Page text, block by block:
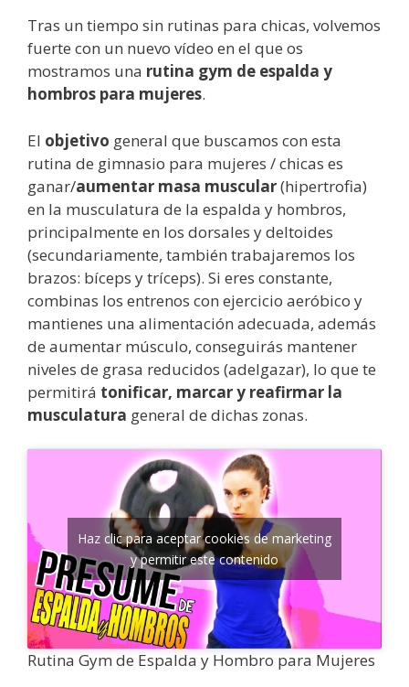
Tras un tiempo sin rutinas para chicas, volvemos
fuerte con un nuevo vídeo en el que os
mostramos una rutina gym de espalda y
hombros para mujeres.
El objetivo general que buscamos con esta
rutina de gimnasio para mujeres / chicas es
ganar/aumentar masa muscular(hipertrofia)
en la musculatura de la espalda y hombros,
principalmente en los dorsales y deltoides
(secundariamente, también trabajaremos los
brazos: bíceps y tríceps). Si eres constante,
combinas los entrenos con ejercicio aeróbico y
mantienes una alimentación adecuada, además
de aumentar músculo, conseguirás mantener
niveles de grasa reducidos (adelgazar), lo que te
permitirá tonificar, marcar y reafirmar la
musculatura general de dichas zonas.
Haz clic para aceptar cookies de marketing
y permitir este contenido
Rutina Gym de Espalda y Hombro para Mujeres